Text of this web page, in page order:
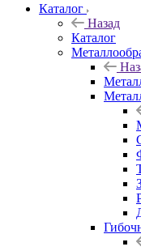
Каталог
Назад
Каталог